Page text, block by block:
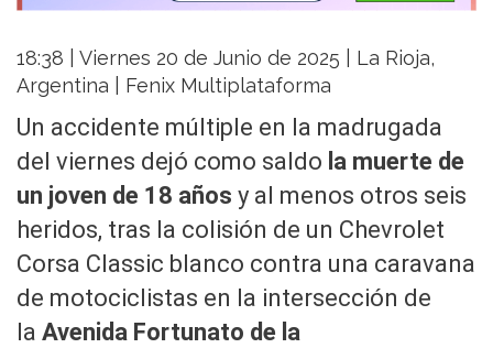
18:38 | Viernes 20 de Junio de 2025 | La Rioja,
Argentina | Fenix Multiplataforma
Un accidente múltiple en la madrugada
del viernes dejó como saldo la muerte de
un joven de 18 años y al menos otros seis
heridos, tras la colisión de un Chevrolet
Corsa Classic blanco contra una caravana
de motociclistas en la intersección de
la Avenida Fortunato de la